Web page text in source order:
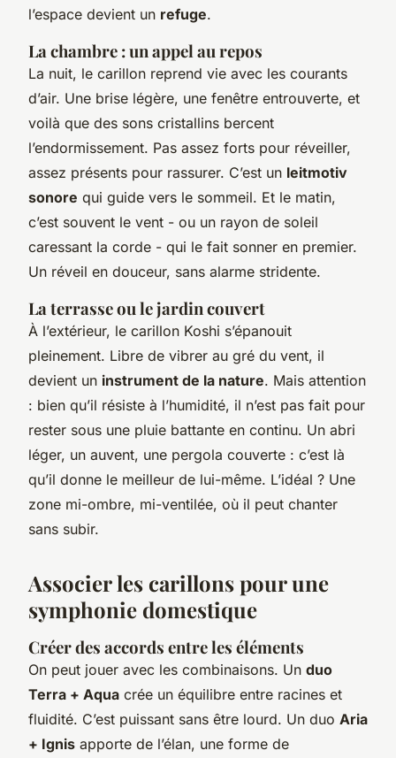
l’espace devient un refuge.
La chambre : un appel au repos
La nuit, le carillon reprend vie avec les courants
d’air. Une brise légère, une fenêtre entrouverte, et
voilà que des sons cristallins bercent
l’endormissement. Pas assez forts pour réveiller,
assez présents pour rassurer. C’est un leitmotiv
sonore qui guide vers le sommeil. Et le matin,
c’est souvent le vent - ou un rayon de soleil
caressant la corde - qui le fait sonner en premier.
Un réveil en douceur, sans alarme stridente.
La terrasse ou le jardin couvert
À l’extérieur, le carillon Koshi s’épanouit
pleinement. Libre de vibrer au gré du vent, il
devient un instrument de la nature. Mais attention
: bien qu’il résiste à l’humidité, il n’est pas fait pour
rester sous une pluie battante en continu. Un abri
léger, un auvent, une pergola couverte : c’est là
qu’il donne le meilleur de lui-même. L’idéal ? Une
zone mi-ombre, mi-ventilée, où il peut chanter
sans subir.
Associer les carillons pour une
symphonie domestique
Créer des accords entre les éléments
On peut jouer avec les combinaisons. Un duo
Terra + Aqua crée un équilibre entre racines et
fluidité. C’est puissant sans être lourd. Un duo Aria
+ Ignis apporte de l’élan, une forme de